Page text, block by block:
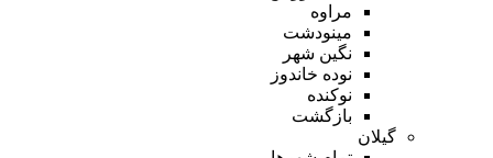
مراوه
مینودشت
نگین شهر
نوده خاندوز
نوکنده
بازگشت
گیلان